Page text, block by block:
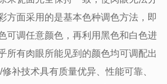
方面采用的是基本色种调色方法，即
可调任意颜色，再利用黑色和白色进
所有肉眼所能见到的颜色均可调配出
补技术具有质量优异、性能可靠、